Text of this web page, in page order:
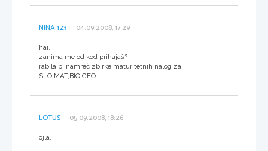
NINA.123 04.09.2008, 17:29
hai...
zanima me od kod prihajaš?
rabila bi namreč zbirke maturitetnih nalog za
SLO,MAT,BIO,GEO.
LOTUS 05.09.2008, 18:26
ojla.